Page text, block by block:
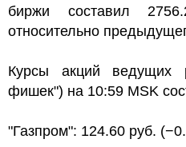
биржи составил
относительно
Курсы акций ведущих
фишек") на 10:59 MSK
"Газпром": 124.60 руб.